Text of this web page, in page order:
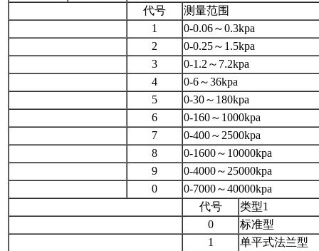
代号
测量范围
1
0-0.06～0.3kpa
2
0-0.25～1.5kpa
3
0-1.2～7.2kpa
4
0-6～36kpa
5
0-30～180kpa
6
0-160～1000kpa
7
0-400～2500kpa
8
0-1600～10000kpa
9
0-4000～25000kpa
0
0-7000～40000kpa
代号
类型1
0
标准型
1
单平式法兰型